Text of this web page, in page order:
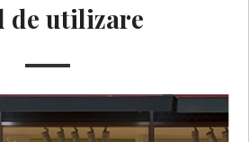
de utilizare